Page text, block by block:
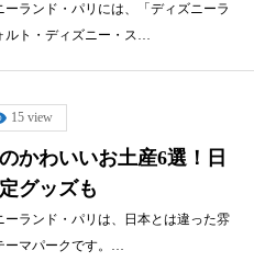
ランド・パリには、「ディズニーラ
ルト・ディズニー・ス…
15 view
かわいいお土産6選！日
グッズも
ーランド・パリは、日本とは違った雰
ーマパークです。…